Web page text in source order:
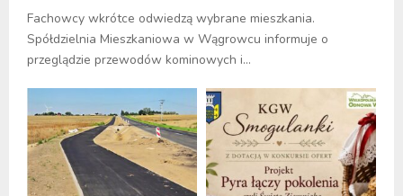
Fachowcy wkrótce odwiedzą wybrane mieszkania.
Spółdzielnia Mieszkaniowa w Wągrowcu informuje o
przeglądzie przewodów kominowych i...